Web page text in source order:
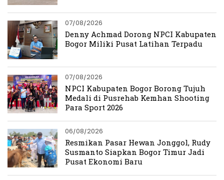
07/08/2026
Denny Achmad Dorong NPCI Kabupaten
Bogor Miliki Pusat Latihan Terpadu
07/08/2026
NPCI Kabupaten Bogor Borong Tujuh
Medali di Pusrehab Kemhan Shooting
Para Sport 2026
06/08/2026
Resmikan Pasar Hewan Jonggol, Rudy
Susmanto Siapkan Bogor Timur Jadi
Pusat Ekonomi Baru